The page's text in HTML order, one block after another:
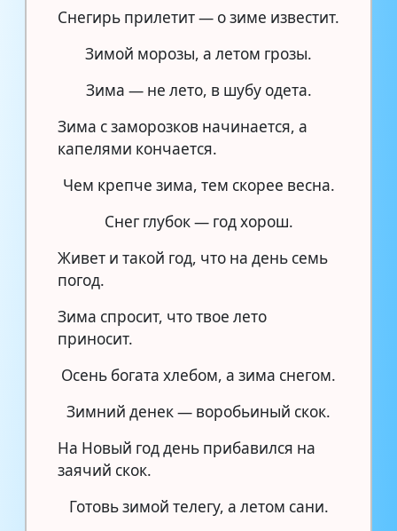
Снегирь прилетит — о зиме известит.
Зимой морозы, а летом грозы.
Зима — не лето, в шубу одета.
Зима с заморозков начинается, а
капелями кончается.
Чем крепче зима, тем скорее весна.
Снег глубок — год хорош.
Живет и такой год, что на день семь
погод.
Зима спросит, что твое лето
приносит.
Осень богата хлебом, а зима снегом.
Зимний денек — воробьиный скок.
На Новый год день прибавился на
заячий скок.
Готовь зимой телегу, а летом сани.